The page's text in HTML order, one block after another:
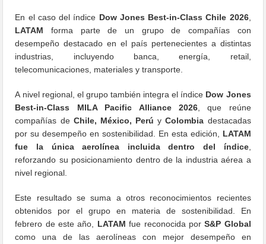
En el caso del índice Dow Jones Best-in-Class Chile 2026,
LATAM forma parte de un grupo de compañías con
desempeño destacado en el país pertenecientes a distintas
industrias, incluyendo banca, energía, retail,
telecomunicaciones, materiales y transporte.
A nivel regional, el grupo también integra el índice Dow Jones
Best-in-Class MILA Pacific Alliance 2026, que reúne
compañías de Chile, México, Perúy Colombia destacadas
por su desempeño en sostenibilidad. En esta edición, LATAM
fue la única aerolínea incluida dentro del índice,
reforzando su posicionamiento dentro de la industria aérea a
nivel regional.
Este resultado se suma a otros reconocimientos recientes
obtenidos por el grupo en materia de sostenibilidad. En
febrero de este año, LATAM fue reconocida porS&P Global
como una de las aerolíneas con mejor desempeño en